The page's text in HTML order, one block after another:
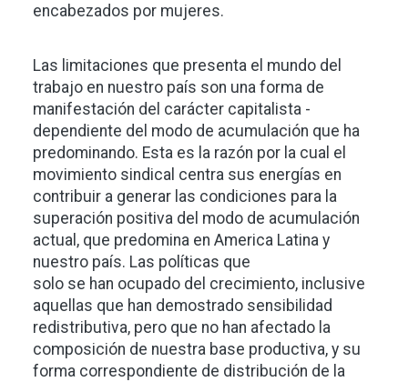
encabezados por mujeres.
Las limitaciones que presenta el mundo del
trabajo en nuestro país son una forma de
manifestación del carácter capitalista -
dependiente del modo de acumulación que ha
predominando. Esta es la razón por la cual el
movimiento sindical centra sus energías en
contribuir a generar las condiciones para la
superación positiva del modo de acumulación
actual, que predomina en America Latina y
nuestro país. Las políticas que
solo se han ocupado del crecimiento, inclusive
aquellas que han demostrado sensibilidad
redistributiva, pero que no han afectado la
composición de nuestra base productiva, y su
forma correspondiente de distribución de la